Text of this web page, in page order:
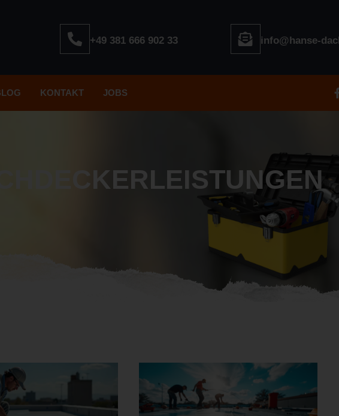
+49 381 666 902 33 info@hanse-
KONTAKT JOBS